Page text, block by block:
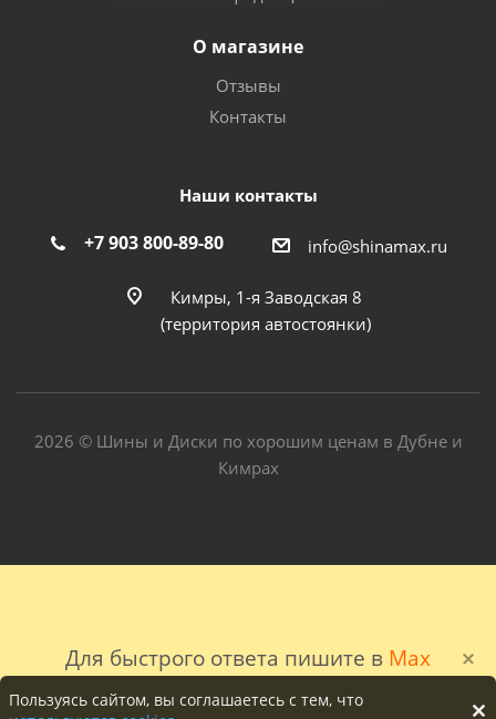
Для быстрого ответа пишите в Max
О магазине
Отзывы
Контакты
Наши контакты
+7 903 800-89-80 info@shinamax.ru
Кимры, 1-я Заводская 8
(территория автостоянки)
2026 © Шины и Диски по хорошим ценам в Дубне и
Кимрах
Пользуясь сайтом, вы соглашаетесь с тем, что